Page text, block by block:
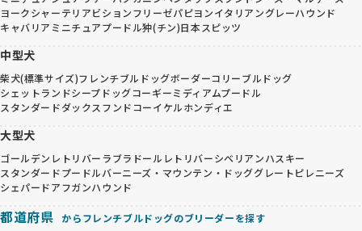
ヨークシャーテリアビションフリーゼパピヨンイタリアングレーハウンド
キャバリア ミニチュアプードル狆(チン)日本スピッツ
中型犬
柴犬(標準サイズ)フレンチブルドッグボーダーコリーブルドッグ
シェットランドシープドッグコーギーミディアムプードル
スタンダードダックスフンドコーイケルホンディエ
大型犬
ゴールデンレトリバー ラブラドールレトリバーシベリアンハスキー
スタンダードプードルバーニーズ・マウンテン・ドッググレートピレニーズ
シェパードアフガンハウンド
都道府県 からフレンチブルドッグのブリーダーを探す